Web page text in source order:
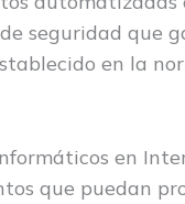
seguridad que
en la
en
que puedan